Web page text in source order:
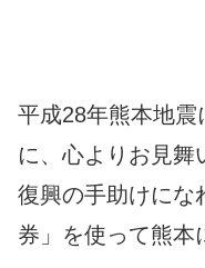
平成28年熊本地
に、心よりお見舞
復興の手助けにな
券」を使って熊本